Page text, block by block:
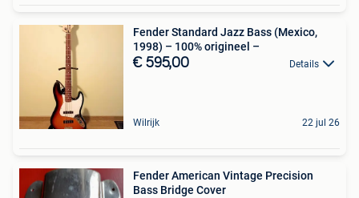
Fender Standard Jazz Bass (Mexico,
1998) – 100% origineel –
€ 595,00 Details
Wilrijk 22 jul 26
Fender American Vintage Precision
Bass Bridge Cover